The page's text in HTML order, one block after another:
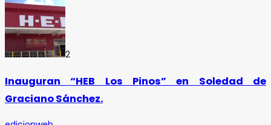
2
Inauguran “HEB Los Pinos” en Soledad de
Graciano Sánchez.